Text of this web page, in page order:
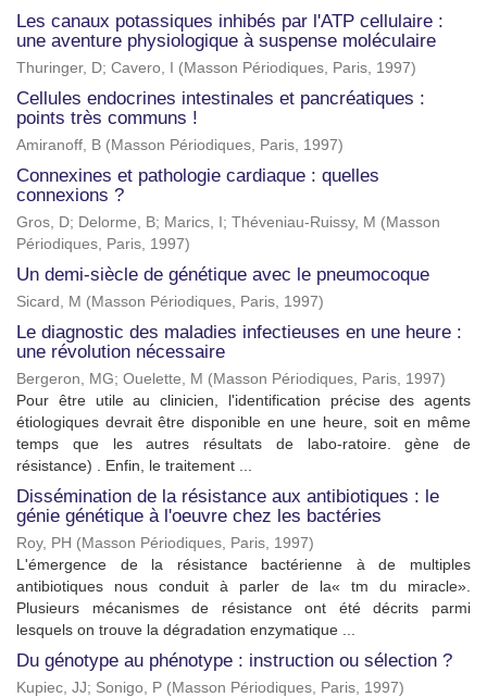
Les canaux potassiques inhibés par l'ATP cellulaire :
une aventure physiologique à suspense moléculaire
Thuringer, D; Cavero, I (Masson Périodiques, Paris, 1997)
Cellules endocrines intestinales et pancréatiques :
points très communs !
Amiranoff, B (Masson Périodiques, Paris, 1997)
Connexines et pathologie cardiaque : quelles
connexions ?
Gros, D; Delorme, B; Marics, I ; Théveniau-Ruissy, M (Masson
Périodiques, Paris, 1997)
Un demi-siècle de génétique avec le pneumocoque
Sicard, M (Masson Périodiques, Paris, 1997)
Le diagnostic des maladies infectieuses en une heure :
une révolution nécessaire
Bergeron, MG; Ouelette, M (Masson Périodiques, Paris, 1997)
Pour être utile au clinicien, l'identification précise des agents
étiologiques devrait être disponible en une heure, soit en même
temps que les autres résultats de labo-ratoire. gène de
résistance) . Enfin, le traitement ...
Dissémination de la résistance aux antibiotiques : le
génie génétique à l'oeuvre chez les bactéries
Roy, PH (Masson Périodiques, Paris, 1997)
L'émergence de la résistance bactérienne à de multiples
antibiotiques nous conduit à parler de la« tm du miracle».
Plusieurs mécanismes de résistance ont été décrits parmi
lesquels on trouve la dégradation enzymatique ...
Du génotype au phénotype : instruction ou sélection ?
Kupiec, JJ; Sonigo, P (Masson Périodiques, Paris, 1997)